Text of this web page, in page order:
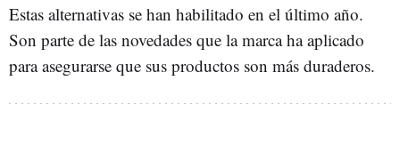
Estas alternativas se han habilitado en el último año.
Son parte de las novedades que la marca ha aplicado
para asegurarse que sus productos son más duraderos.